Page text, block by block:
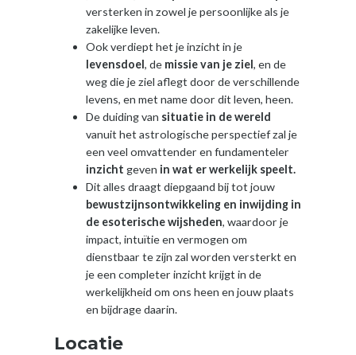
versterken in zowel je persoonlijke als je
zakelijke leven.
Ook verdiept het je inzicht in je
levensdoel, de missie van je ziel, en de
weg die je ziel aflegt door de verschillende
levens, en met name door dit leven, heen.
De duiding van situatie in de wereld
vanuit het astrologische perspectief zal je
een veel omvattender en fundamenteler
inzicht geven in wat er werkelijk speelt.
Dit alles draagt diepgaand bij tot jouw
bewustzijnsontwikkeling en inwijding in
de esoterische wijsheden, waardoor je
impact, intuïtie en vermogen om
dienstbaar te zijn zal worden versterkt en
je een completer inzicht krijgt in de
werkelijkheid om ons heen en jouw plaats
en bijdrage daarin.
Locatie